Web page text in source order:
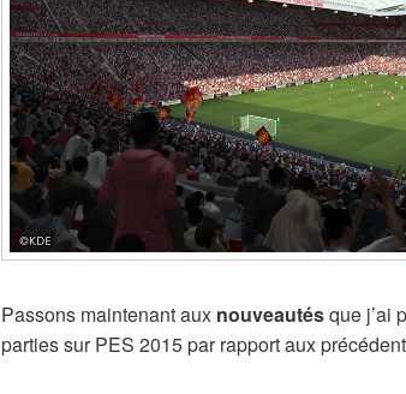
Passons maintenant aux nouveautésque j’ai
parties sur PES 2015 par rapport aux